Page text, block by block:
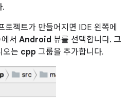
.
젝트가 만들어지면 IDE 왼쪽에
서 Android 뷰를 선택합니다. 그
오는 cpp 그룹을 추가합니다.